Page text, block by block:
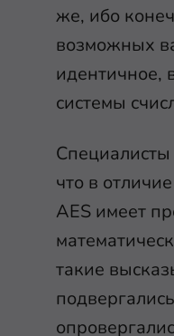
же, ибо
возможных
идентичное,
системы
что в
AES имеет
такие